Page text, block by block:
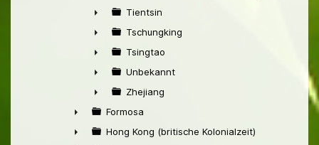
►
►
Tientsin
►
Tschungking
►
Tsingtao
►
Unbekannt
►
Zhejiang
►
Formosa
Hong Kong (britische Kolonialzeit)